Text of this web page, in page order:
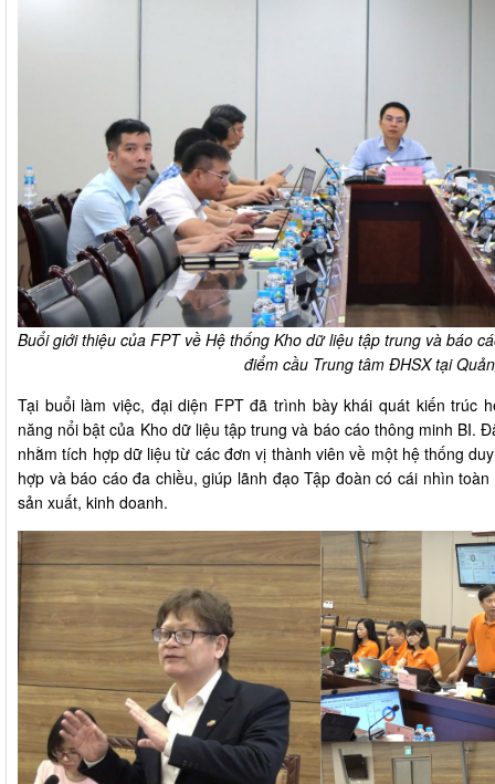
Buổi giới thiệu của FPT về Hệ thống Kho dữ liệu tập trung và báo
điểm cầu Trung tâm ĐHSX tại
Tại buổi làm việc, đại diện FPT đã trình bày khái quát kiến trúc
năng nổi bật của Kho dữ liệu tập trung và báo cáo thông minh BI.
nhằm tích hợp dữ liệu từ các đơn vị thành viên về một hệ thống
hợp và báo cáo đa chiều, giúp lãnh đạo Tập đoàn có cái nhìn
sản xuất, kinh doanh.